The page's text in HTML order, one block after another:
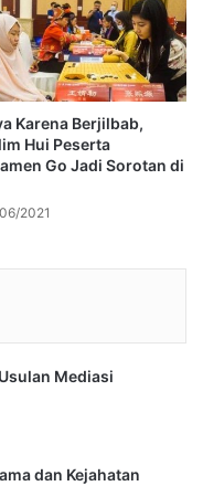
Karena Berjilbab,
Hui Peserta
Go Jadi Sorotan di
2021
Mediasi
dan Kejahatan